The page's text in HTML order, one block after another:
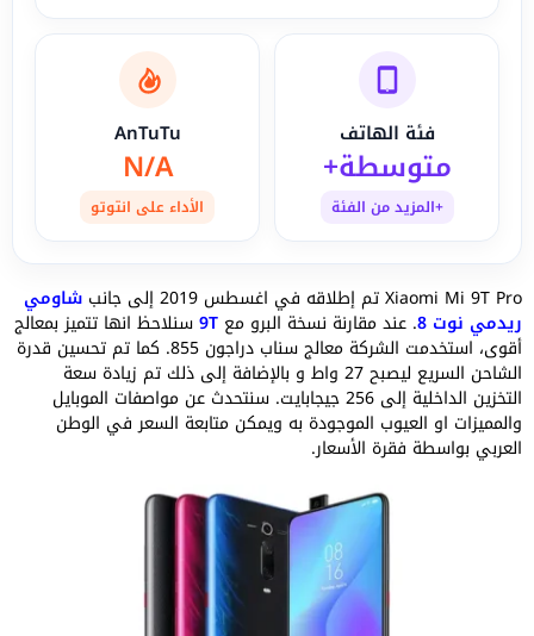
فئة الهاتف
متوسطة+
+المزيد من الفئة
AnTuTu
N/A
الأداء على انتوتو
Xiaomi Mi 9T Pro تم إطلاقه في اغسطس 2019 إلى جانب شاومي
ريدمي نوت 8 . عند مقارنة نسخة البرو مع 9Tسنلاحظ انها تتميز بمعالج
أقوى، استخدمت الشركة معالج سناب دراجون 855. كما تم تحسين قدرة
الشاحن السريع ليصبح 27 واط و بالإضافة إلى ذلك تم زيادة سعة
التخزين الداخلية إلى 256 جيجابايت. سنتحدث عن مواصفات الموبايل
والمميزات او العيوب الموجودة به ويمكن متابعة السعر في الوطن
العربي بواسطة فقرة الأسعار.